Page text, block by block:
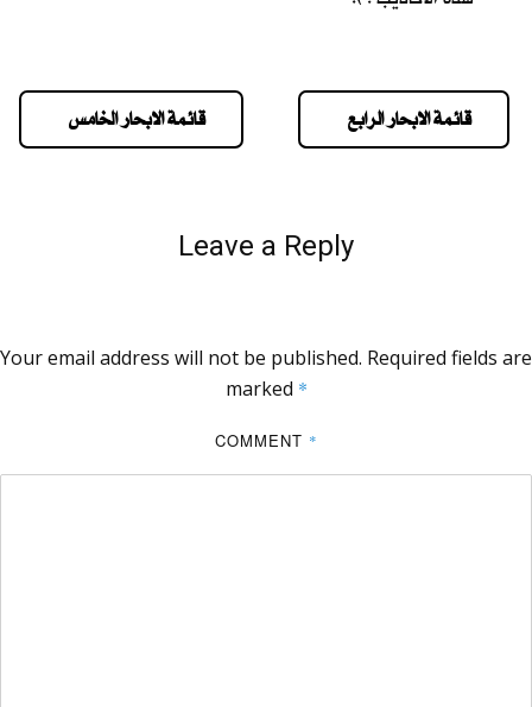
قائمة الابحار الخامس قائمة الابحار الرابع
Leave a Reply
Your email address will not be published. Required fields are
marked *
COMMENT *